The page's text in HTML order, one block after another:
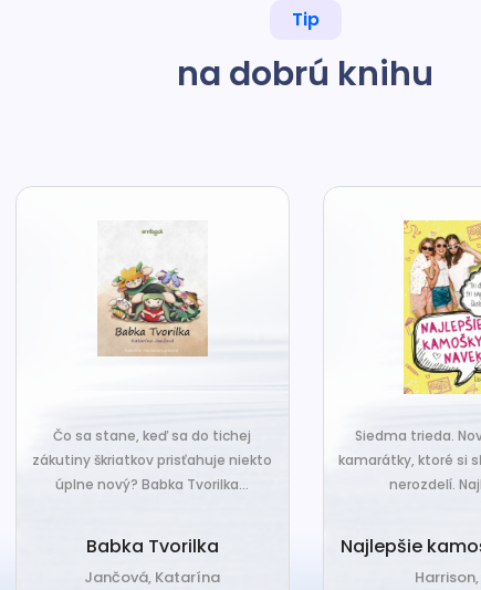
Tip
na dobrú knihu
Čo sa stane, keď sa do tichej
zákutiny škriatkov prisťahuje niekto
úplne nový? Babka Tvorilka...
Babka Tvorilka
Jančová, Katarína
Siedma trieda.
kamarátky, ktoré si
nerozdelí.
Najlepšie
Harrison,